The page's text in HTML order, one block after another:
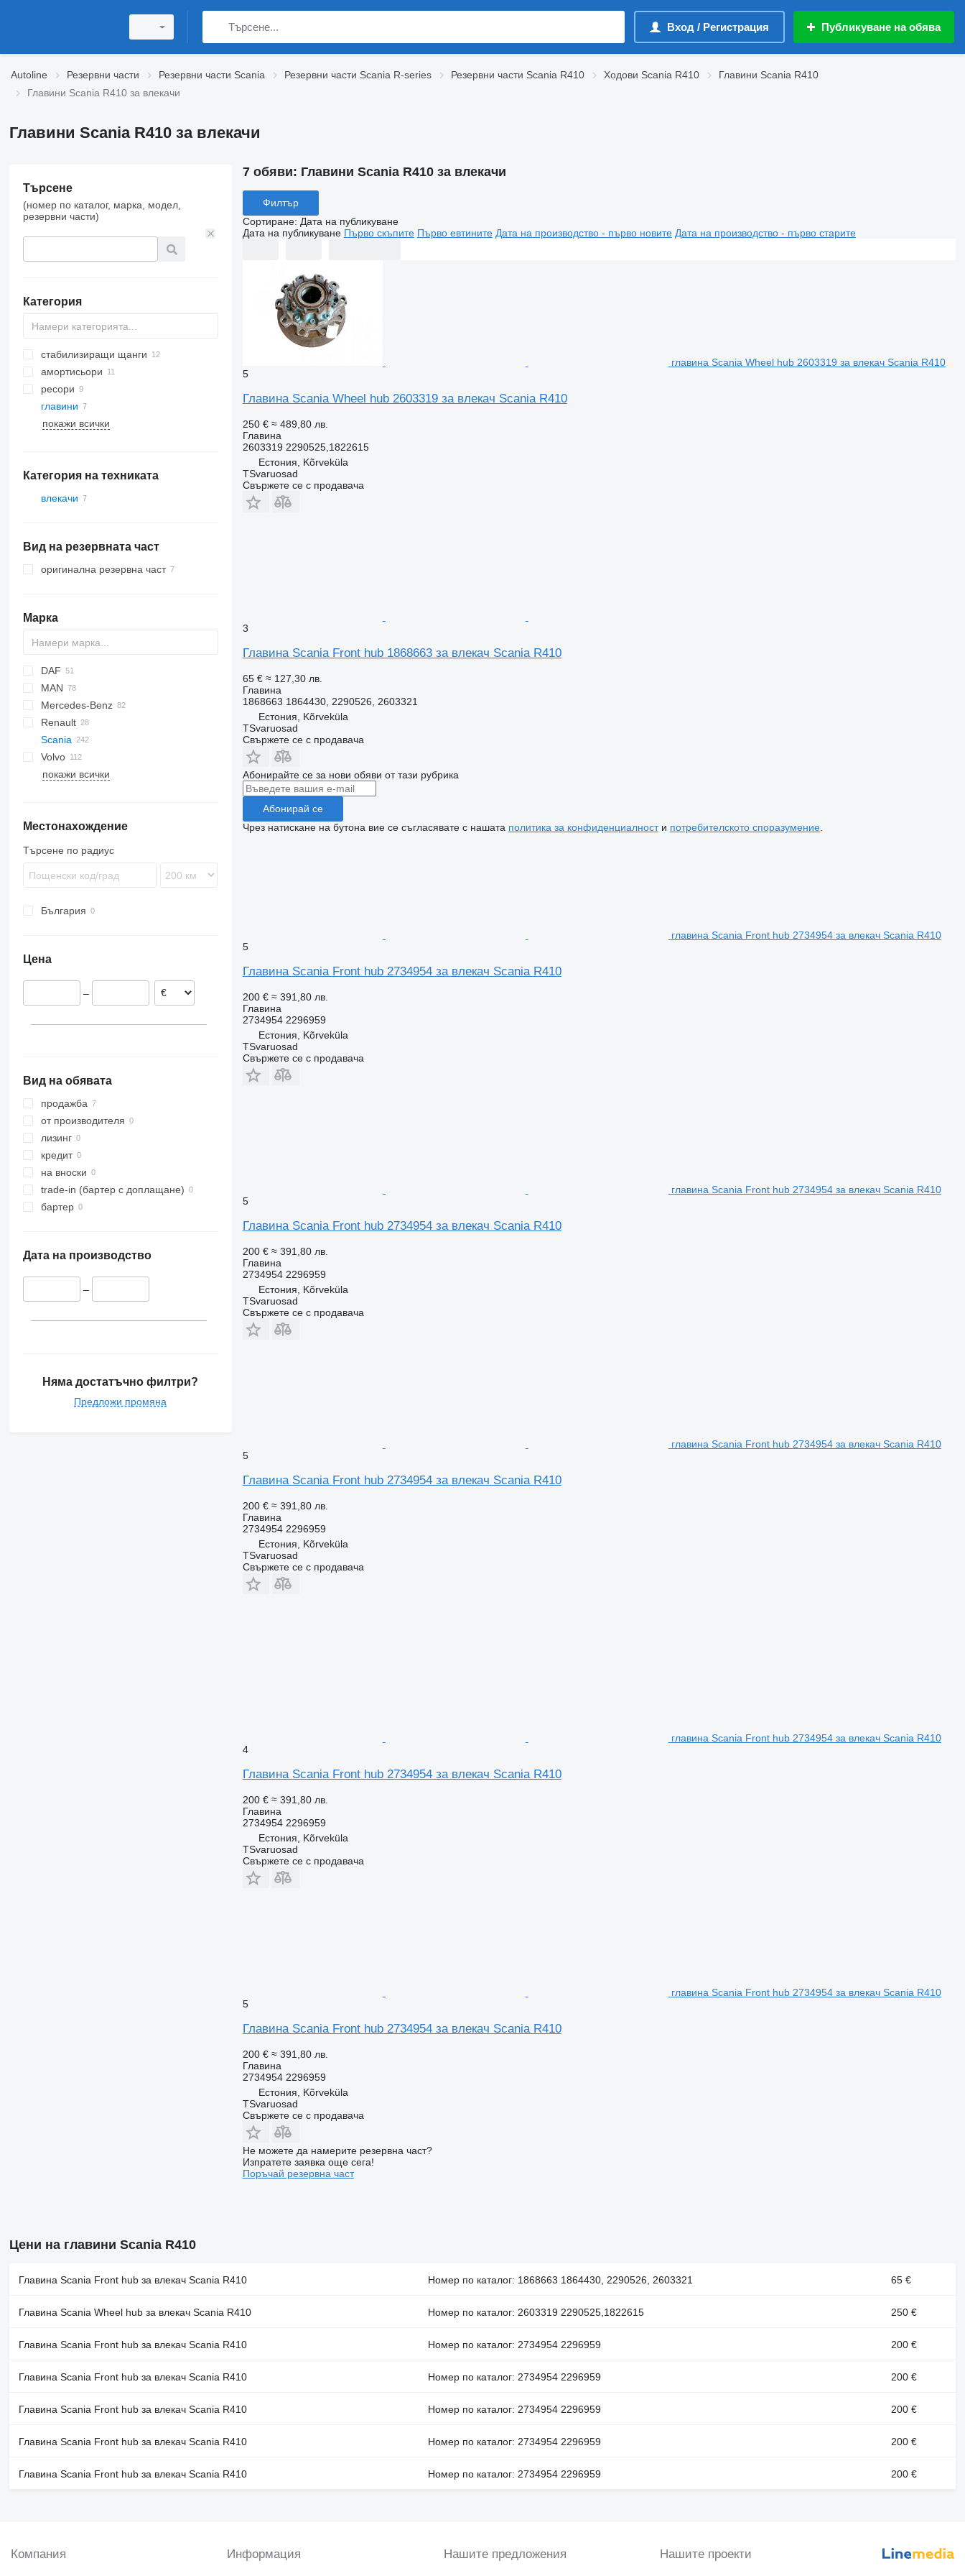
Вход / Регистрация Публикуване на обява
Autoline Резервни части Резервни части Scania Резервни части Scania R-series Резервни части Scania R410 Ходови Scania R410
Главини Scania R410
Главини Scania R410 за влекачи
Главини Scania R410 за влекачи
Търсене
(номер по каталог, марка, модел,
резервни части)
Категория
стабилизиращи щанги
амортисьори
ресори
главини
покажи всички
Категория на техниката
влекачи
Вид на резервната част
оригинална резервна част
Марка
DAF
CF
LF
XF
XG
Cargo
F-MAX
EuroCargo
Stralis
Trakker
AW
MAN
F90
L2000
TGA
TGL
TGM
Mercedes-Benz
Actros
Antos
Arocs
Atego
Renault
Magnum
Premium
Scania
G-series
G400
P-series
P380
R420
R450
R480
R500
Volvo
FH
FMX
покажи всички
Местонахождение
Търсене по радиус
България
Цена
–
Вид на обявата
продажба
от производителя
лизинг
кредит
на вноски
trade-in (бартер с доплащане)
бартер
Дата на производство
–
Няма достатъчно филтри?
Предложи промяна
7 обяви: Главини Scania R410 за влекачи
Филтър
Сортиране: Дата на публикуване
Дата на публикуване Първо скъпите Първо евтините Дата на производство - първо новите Дата на производство - първо старите
главина Scania Wheel hub 2603319 за влекач Scania R410
5
Главина Scania Wheel hub 2603319 за влекач Scania R410
250 € ≈ 489,80 лв.
Главина
2603319 2290525,1822615
Естония, Kõrveküla
TSvaruosad
Свържете се с продавача
3
Главина Scania Front hub 1868663 за влекач Scania R410
65 € ≈ 127,30 лв.
Главина
1868663 1864430, 2290526, 2603321
Естония, Kõrveküla
TSvaruosad
Свържете се с продавача
Абонирайте се за нови обяви от тази рубрика
Абонирай се
Чрез натискане на бутона вие се съгласявате с нашата политика за конфиденциалности потребителското споразумение.
главина Scania Front hub 2734954 за влекач Scania R410
5
Главина Scania Front hub 2734954 за влекач Scania R410
200 € ≈ 391,80 лв.
Главина
2734954 2296959
Естония, Kõrveküla
TSvaruosad
Свържете се с продавача
главина Scania Front hub 2734954 за влекач Scania R410
5
Главина Scania Front hub 2734954 за влекач Scania R410
200 € ≈ 391,80 лв.
Главина
2734954 2296959
Естония, Kõrveküla
TSvaruosad
Свържете се с продавача
главина Scania Front hub 2734954 за влекач Scania R410
5
Главина Scania Front hub 2734954 за влекач Scania R410
200 € ≈ 391,80 лв.
Главина
2734954 2296959
Естония, Kõrveküla
TSvaruosad
Свържете се с продавача
главина Scania Front hub 2734954 за влекач Scania R410
4
Главина Scania Front hub 2734954 за влекач Scania R410
200 € ≈ 391,80 лв.
Главина
2734954 2296959
Естония, Kõrveküla
TSvaruosad
Свържете се с продавача
главина Scania Front hub 2734954 за влекач Scania R410
5
Главина Scania Front hub 2734954 за влекач Scania R410
200 € ≈ 391,80 лв.
Главина
2734954 2296959
Естония, Kõrveküla
TSvaruosad
Свържете се с продавача
Не можете да намерите резервна част?
Изпратете заявка още сега!
Поръчай резервна част
Цени на главини Scania R410
Главина Scania Front hub за влекач Scania R410 Номер по каталог: 1868663 1864430, 2290526, 2603321 65 €
Главина Scania Wheel hub за влекач Scania R410 Номер по каталог: 2603319 2290525,1822615 250 €
Главина Scania Front hub за влекач Scania R410 Номер по каталог: 2734954 2296959 200 €
Главина Scania Front hub за влекач Scania R410 Номер по каталог: 2734954 2296959 200 €
Главина Scania Front hub за влекач Scania R410 Номер по каталог: 2734954 2296959 200 €
Главина Scania Front hub за влекач Scania R410 Номер по каталог: 2734954 2296959 200 €
Главина Scania Front hub за влекач Scania R410 Номер по каталог: 2734954 2296959 200 €
Компания Информация Нашите предложения Нашите проекти